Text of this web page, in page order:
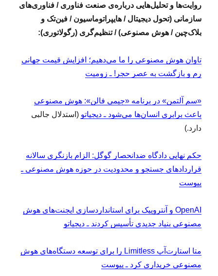
روایت‌ها و تحلیل‌هایی درباره‌ی صنعت فناوری / فناوری‌های
سازمانی (تحول دیجیتال / هایپراتوماسیون / فین‌تک و
بلاک‌چین / هوش مصنوعی) / تنظیم‌گری (رگولاتوری):
تاوان هوش مصنوعی را ما می‌دهیم؛ افزایش قیمت جهانی
رم و بازگشت به عصر حجر! ـ زومیت
«سم آلتمن» در برنامه «جیمی فالن»:‌ هوش مصنوعی
باعث برابری انسان‌ها می‌شود ـ دیجیاتو (استدلال جالبی
دارد.)
حکم نهایی دادگاه ضدانحصار گوگل:‌ الزام بازنگری سالانه
قرارداد‌های جستجو و محدودیت در حوزه هوش مصنوعی ـ
پیوست
OpenAI و آنتروپیک برای استانداردسازی ایجنت‌های هوش
مصنوعی بنیاد جدیدی تأسیس کردند ـ دیجیاتو
متا استارت‌آپ Limitless را برای توسعه دستگاه‌های هوش
مصنوعی خریداری کرد ـ پیوست